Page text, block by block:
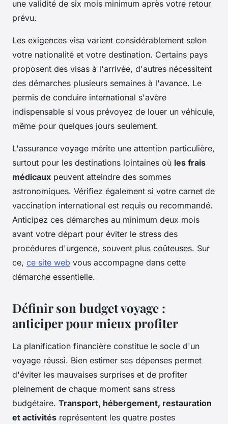
une validité de six mois minimum après votre retour
prévu.
Les exigences visa varient considérablement selon
votre nationalité et votre destination. Certains pays
proposent des visas à l'arrivée, d'autres nécessitent
des démarches plusieurs semaines à l'avance. Le
permis de conduire international s'avère
indispensable si vous prévoyez de louer un véhicule,
même pour quelques jours seulement.
L'assurance voyage mérite une attention particulière,
surtout pour les destinations lointaines où les frais
médicaux peuvent atteindre des sommes
astronomiques. Vérifiez également si votre carnet de
vaccination international est requis ou recommandé.
Anticipez ces démarches au minimum deux mois
avant votre départ pour éviter le stress des
procédures d'urgence, souvent plus coûteuses. Sur
ce, ce site web vous accompagne dans cette
démarche essentielle.
Définir son budget voyage :
anticiper pour mieux profiter
La planification financière constitue le socle d'un
voyage réussi. Bien estimer ses dépenses permet
d'éviter les mauvaises surprises et de profiter
pleinement de chaque moment sans stress
budgétaire. Transport, hébergement, restauration
et activités représentent les quatre postes